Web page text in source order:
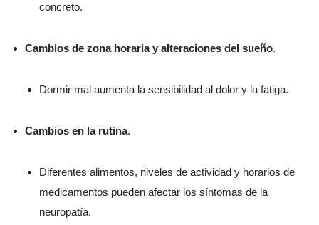
concreto.
Cambios de zona horaria y alteraciones del sueño.
Dormir mal aumenta la sensibilidad al dolor y la fatiga.
Cambios en la rutina.
Diferentes alimentos, niveles de actividad y horarios de
medicamentos pueden afectar los síntomas de la
neuropatía.